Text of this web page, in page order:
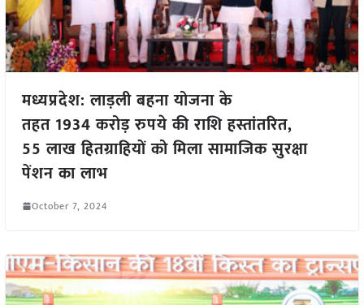
मध्यप्रदेश: लाड़ली बहना योजना के
तहत 1934 करोड़ रुपये की राशि हस्तांतरित,
55 लाख हितग्राहियों को मिला सामाजिक सुरक्षा
पेंशन का लाभ
October 7, 2024